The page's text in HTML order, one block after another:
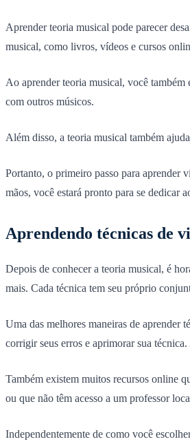
Aprender teoria musical pode parecer
musical, como livros, vídeos e cursos
Ao aprender teoria musical, você também
com outros músicos.
Além disso, a teoria musical também
Portanto, o primeiro passo para aprender
mãos, você estará pronto para se dedicar
Aprendendo técnicas de
Depois de conhecer a teoria musical, é
mais. Cada técnica tem seu próprio
Uma das melhores maneiras de aprender
corrigir seus erros e aprimorar sua
Também existem muitos recursos online
ou que não têm acesso a um professor
Independentemente de como você